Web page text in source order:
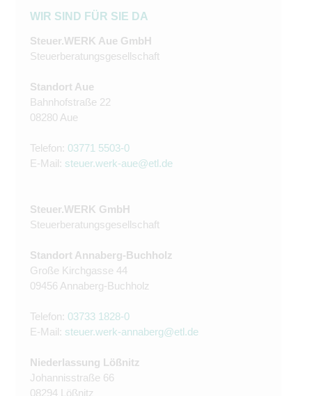
WIR SIND FÜR SIE DA
Steuer.WERK Aue GmbH
Steuerberatungsgesellschaft
Standort Aue
Bahnhofstraße 22
08280 Aue
Telefon: 03771 5503-0
E-Mail: steuer.werk-aue@etl.de
Steuer.WERK GmbH
Steuerberatungsgesellschaft
Standort Annaberg-Buchholz
Große Kirchgasse 44
09456 Annaberg-Buchholz
Telefon: 03733 1828-0
E-Mail: steuer.werk-annaberg@etl.de
Niederlassung Lößnitz
Johannisstraße 66
08294 Lößnitz